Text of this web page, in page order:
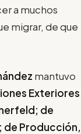
a muchos
migrar, de que
mantuvo
Exteriores
de
de Producción,